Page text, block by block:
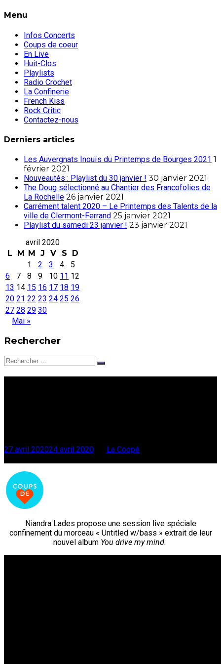
Menu
Infos Concerts
Coups de coeur
En Live
Huit-Clos
Playlists
Radio Crochet
La Confinerie
French Kiss
Rock Critic
Contactez-nous
Derniers articles
Les Auvergnats Inouïs du Printemps de Bourges 2021 1
février 2021
Nouveautés : Playlist du 30 janvier ! 30 janvier 2021
The Doug sélectionné au Chantier des Francofolies de
La Rochelle 26 janvier 2021
Carrément talent 2020 – Le Printemps des Talents de la
ville de Clermont-Ferrand 25 janvier 2021
Playlist du samedi 23 janvier ! 23 janvier 2021
avril 2020
L
M M J V S
D
1
2 3 4
5
6
7 8 9 10 11 12
13 14 15 16 17 18 19
20 21 22 23 24 25 26
27 28 29 30
Mai »
Rechercher
Rechercher:
27 avril 202024 avril 2020
La Coopé
Niandra Lades propose une session live spéciale
confinement du morceau « Untitled w/bass » extrait de leur
nouvel albumYou drive my mind.